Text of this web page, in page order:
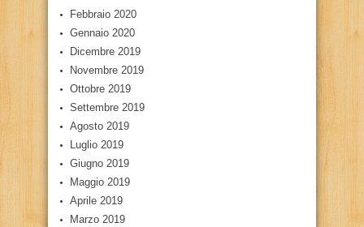
Febbraio 2020
Gennaio 2020
Dicembre 2019
Novembre 2019
Ottobre 2019
Settembre 2019
Agosto 2019
Luglio 2019
Giugno 2019
Maggio 2019
Aprile 2019
Marzo 2019